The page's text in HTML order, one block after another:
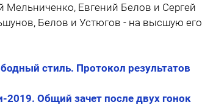
Мельниченко, Евгений Белов и Сергей
Белов и Устюгов - на высшую его
стиль. Протокол результатов
Общий зачет после двух гонок